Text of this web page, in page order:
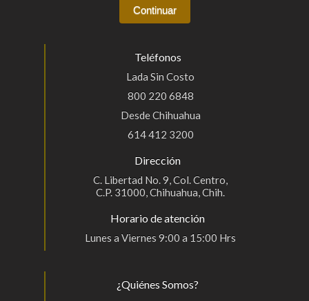
Teléfonos
Lada Sin Costo
800 220 6848
Desde Chihuahua
614 412 3200
Dirección
C. Libertad No. 9, Col. Centro,
C.P. 31000, Chihuahua, Chih.
Horario de atención
Lunes a Viernes 9:00 a 15:00 Hrs
¿Quiénes Somos?